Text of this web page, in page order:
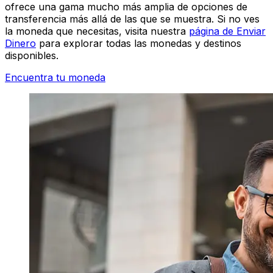
ofrece una gama mucho más amplia de opciones de
transferencia más allá de las que se muestra. Si no ves
la moneda que necesitas, visita nuestra página de Enviar
Dinero para explorar todas las monedas y destinos
disponibles.
Encuentra tu moneda